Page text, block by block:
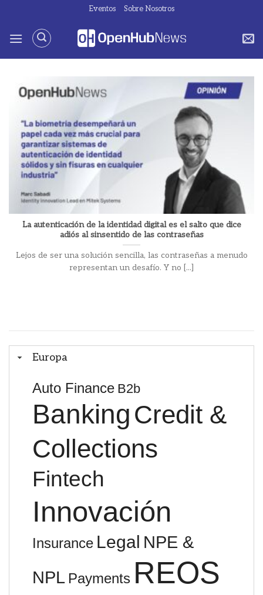
contenido
Eventos Sobre Nosotros
Europa
Auto Finance B2b
Banking Credit &
Collections
Fintech
Innovación
Insurance Legal NPE &
NPL Payments REOS
La autenticación de la identidad digital es el salto que dice
adiós al sinsentido de las contraseñas
Lejos de ser una solución sencilla, las contraseñas a menudo
representan un desafío. Y no [...]